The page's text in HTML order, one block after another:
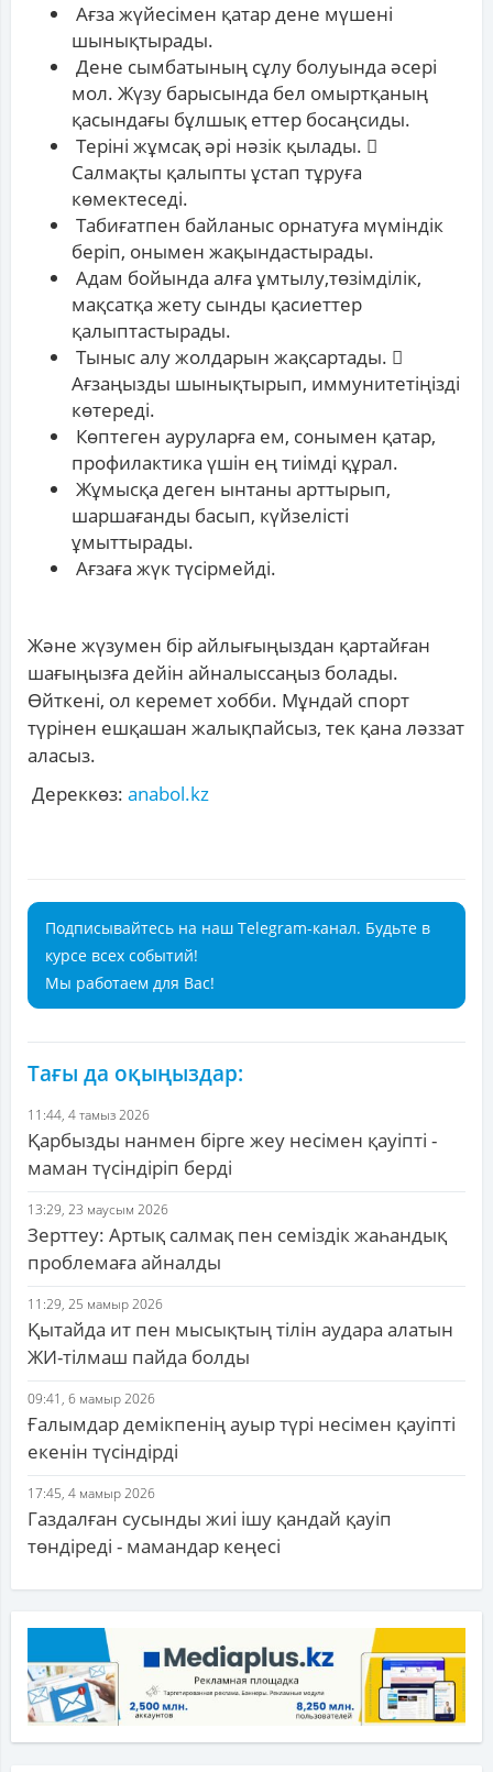
Ағза жүйесімен қатар дене мүшені
шынықтырады.
Дене сымбатының сұлу болуында әсері
мол. Жүзу барысында бел омыртқаның
қасындағы бұлшық еттер босаңсиды.
Теріні жұмсақ әрі нәзік қылады. 
Салмақты қалыпты ұстап тұруға
көмектеседі.
Табиғатпен байланыс орнатуға мүміндік
беріп, онымен жақындастырады.
Адам бойында алға ұмтылу,төзімділік,
мақсатқа жету сынды қасиеттер
қалыптастырады.
Тыныс алу жолдарын жақсартады. 
Ағзаңызды шынықтырып, иммунитетіңізді
көтереді.
Көптеген ауруларға ем, сонымен қатар,
профилактика үшін ең тиімді құрал.
Жұмысқа деген ынтаны арттырып,
шаршағанды басып, күйзелісті
ұмыттырады.
Ағзаға жүк түсірмейді.
Және жүзумен бір айлығыңыздан қартайған
шағыңызға дейін айналыссаңыз болады.
Өйткені, ол керемет хобби. Мұндай спорт
түрінен ешқашан жалықпайсыз, тек қана ләззат
аласыз.
Дереккөз: anabol.kz
Подписывайтесь на наш Telegram-канал. Будьте в
курсе всех событий!
Мы работаем для Вас!
Тағы да оқыңыздар:
11:44, 4 тамыз 2026
Қарбызды нанмен бірге жеу несімен қауіпті -
маман түсіндіріп берді
13:29, 23 маусым 2026
Зерттеу: Артық салмақ пен семіздік жаһандық
проблемаға айналды
11:29, 25 мамыр 2026
Қытайда ит пен мысықтың тілін аудара алатын
ЖИ-тілмаш пайда болды
09:41, 6 мамыр 2026
Ғалымдар демікпенің ауыр түрі несімен қауіпті
екенін түсіндірді
17:45, 4 мамыр 2026
Газдалған сусынды жиі ішу қандай қауіп
төндіреді - мамандар кеңесі